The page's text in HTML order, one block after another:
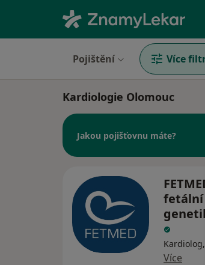
Pojištění Více
Kardiologie Olomouc
Jakou pojišťovnu máte?
fetální
Více